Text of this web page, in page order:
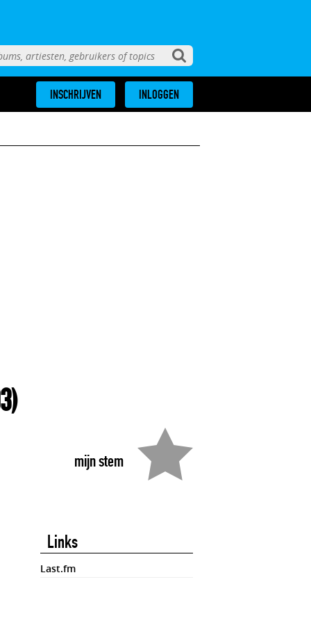
INSCHRIJVEN INLOGGEN
mijn stem
Links
Last.fm